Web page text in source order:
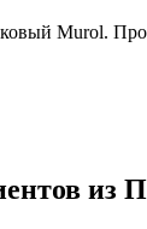
Murol.
из